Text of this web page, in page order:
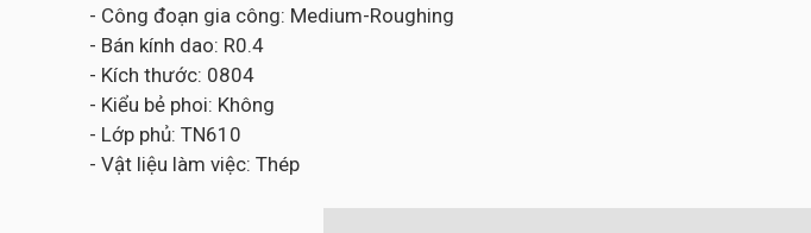
- Công đoạn gia công: Medium-Roughing
- Bán kính dao: R0.4
- Kích thước: 0804
- Kiểu bẻ phoi: Không
- Lớp phủ: TN610
- Vật liệu làm việc: Thép